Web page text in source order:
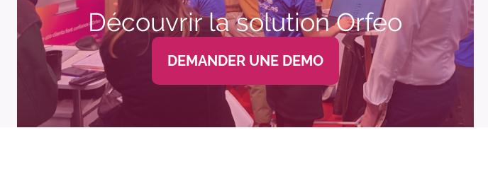
Découvrir la solution Orfeo
DEMANDER UNE DEMO